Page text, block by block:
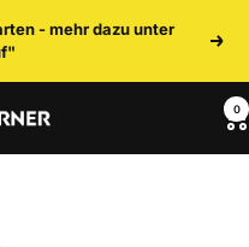
- mehr dazu unter
0